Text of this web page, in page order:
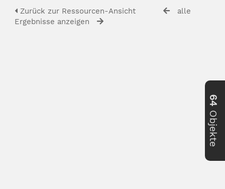
Zurück zur Ressourcen-Ansicht
alle
Ergebnisse anzeigen
64
Objekte